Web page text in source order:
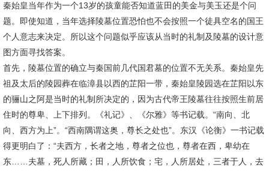
秦始皇当年作为一个13岁的孩童能否知道蓝田的美金与美玉还是个问
题。即使知道，当年选择陵墓位置恐怕也不会按照一个徒具空名的国王
个人意志来决定。所以这个问题似乎应该从当时的礼制及陵墓的设计意
图方面寻找答案。
首先，陵墓位置的确立与秦国前几代国君墓的位置不无关系。秦始皇先
祖及太后的陵园葬在临漳县以西的芷阳一带，秦始皇陵园选在芷阳以东
的骊山之阿是当时的礼制所决定的，因为古代帝王陵墓往往按照生前居
住时的尊卑、上下排列。《礼记》、《尔雅》等书记载。“南向、北
向、西方为上”。“西南隅谓这奥，尊长之处也”。东汉《论衡》一书记载
得更明白了：“夫西方，长者之地，尊者之位也，尊者在西，卑幼在
东……夫墓，死人所藏；田，人所饮食；宅，人所居处，三者于人，去